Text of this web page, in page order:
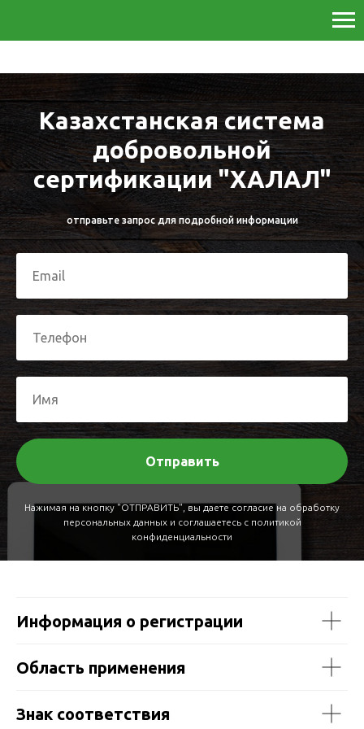
Казахстанская система
добровольной
сертификации "ХАЛАЛ"
отправьте запрос для подробной информации
Отправить
Нажимая на кнопку "ОТПРАВИТЬ", вы даете согласие на обработку
персональных данных и соглашаетесь c политикой
конфиденциальности
Информация о регистрации
Область применения
Знак соответствия